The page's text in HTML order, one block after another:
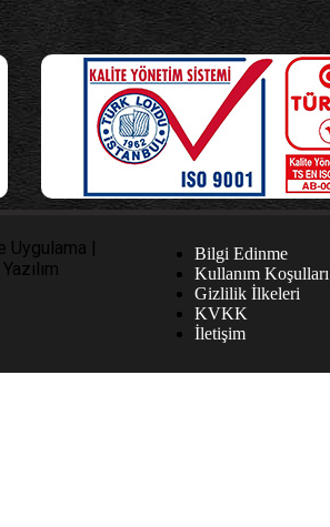
Bilgi Edinme
Kullanım Koşulları
Gizlilik İlkeleri
KVKK
İletişim